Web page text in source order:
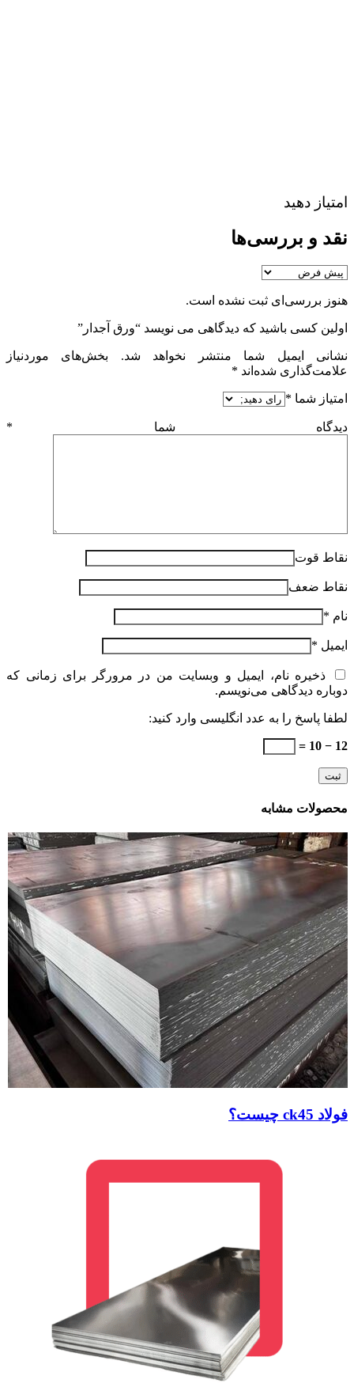
امتیاز دهید
نقد و بررسی‌ها
هنوز بررسی‌ای ثبت نشده است.
اولین کسی باشید که دیدگاهی می نویسد “ورق آجدار”
نشانی ایمیل شما منتشر نخواهد شد.
بخش‌های موردنیاز
علامت‌گذاری شده‌اند *
امتیاز شما *
دیدگاه شما *
نقاط قوت
نقاط ضعف
نام *
ایمیل *
ذخیره نام، ایمیل و وبسایت من در مرورگر برای زمانی که
دوباره دیدگاهی می‌نویسم.
لطفا پاسخ را به عدد انگلیسی وارد کنید:
12 − 10 =
محصولات مشابه
فولاد ck45 چیست؟